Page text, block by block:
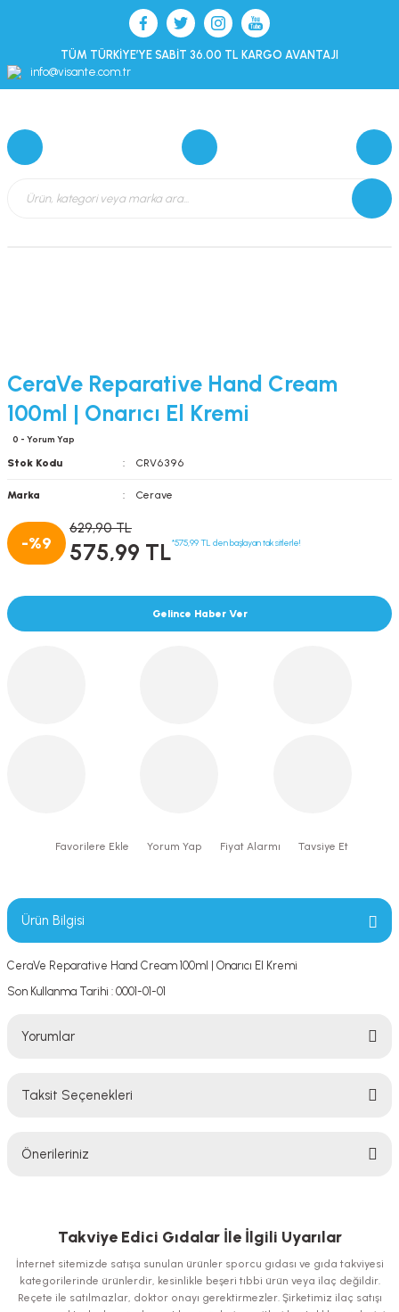
TÜM TÜRKİYE’YE SABİT 36.00 TL KARGO AVANTAJI
info@visante.com.tr
CeraVe Reparative Hand Cream
100ml | Onarıcı El Kremi
0 - Yorum Yap
Stok Kodu CRV6396
Marka Cerave
-%9
629,90 TL
575,99 TL*575,99 TL den başlayan taksitlerle!
Gelince Haber Ver
Yorum Yap Fiyat Alarmı Tavsiye Et
Ürün Bilgisi
CeraVe Reparative Hand Cream 100ml | Onarıcı El Kremi
Son Kullanma Tarihi : 0001-01-01
Yorumlar
Taksit Seçenekleri
Önerileriniz
iletebilirsiniz.
Görüş ve önerileriniz için teşekkür ederiz.
Ürün resmi kalitesiz, bozuk veya görüntülenemiyor.
Takviye Edici Gıdalar İle İlgili Uyarılar
İnternet sitemizde satışa sunulan ürünler sporcu gıdası ve gıda takviyesi
kategorilerinde ürünlerdir, kesinlikle beşeri tıbbi ürün veya ilaç değildir.
Reçete ile satılmazlar, doktor onayı gerektirmezler. Şirketimiz ilaç satışı